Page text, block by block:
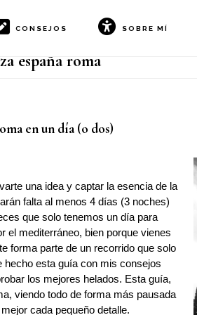
CONSEJOS SOBRE MÍ
españa roma
en un día (o dos)
una idea y captar la esencia de la
falta al menos 4 días (3 noches)
que solo tenemos un día para
el mediterráneo, bien porque vienes
forma parte de un recorrido que solo
hecho esta guía con mis consejos
los mejores helados. Esta guía,
viendo todo de forma más pausada
cada pequeño detalle.